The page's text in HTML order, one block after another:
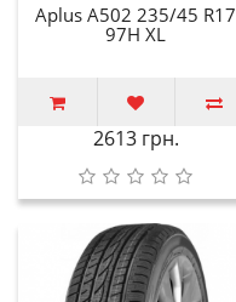
Aplus A502 235/45 R17
97H XL
2613 грн.